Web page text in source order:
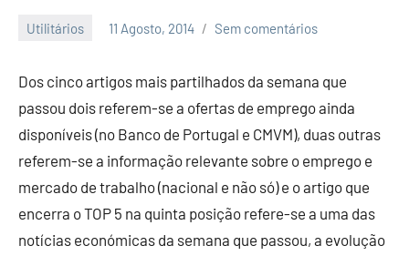
Utilitários 11 Agosto, 2014
Finanças
Sem comentários
Dos cinco artigos mais partilhados da semana que
passou dois referem-se a ofertas de emprego ainda
disponíveis (no Banco de Portugal e CMVM), duas outras
referem-se a informação relevante sobre o emprego e
mercado de trabalho (nacional e não só) e o artigo que
encerra o TOP 5 na quinta posição refere-se a uma das
notícias económicas da semana que passou, a evolução